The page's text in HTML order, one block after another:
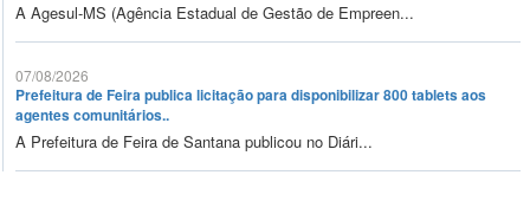
A Agesul-MS (Agência Estadual de Gestão de Empreen...
07/08/2026
Prefeitura de Feira publica licitação para disponibilizar 800 tablets aos
agentes comunitários..
A Prefeitura de Feira de Santana publicou no Diári...